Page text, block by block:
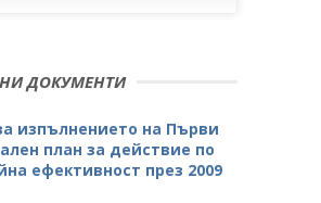
ДОКУМЕНТИ
изпълнението на Първи
план за действие по
ефективност през 2009